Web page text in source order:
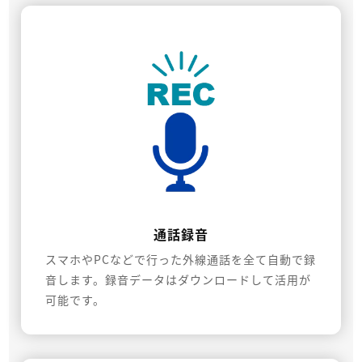
通話録音
スマホやPCなどで行った外線通話を全て自動で録
音します。録音データはダウンロードして活用が
可能です。